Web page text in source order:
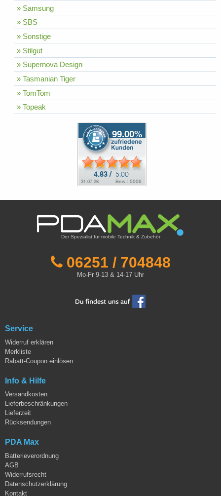
» Samsung
» SBS
» Sonstige
» Stilgut
» Supernova Design
» Tasmanian Tiger
» TomTom
» Topeak
Der Spezialist für mobile Technik & Zubehör
06251 / 704848
Mo-Fr 9-13 & 14-17 Uhr
Service
Widerruf erklären
Merkliste
Rabatt-Coupon einlösen
Info & Hilfe
Versandkosten
Lieferbeschränkungen
Lieferzeit
Rücksendungen
PDA Max
Batterieverordnung
AGB
Widerrufsrecht
Datenschutzerklärung
Kontakt